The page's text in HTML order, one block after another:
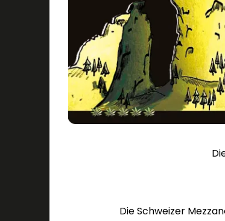
Die Schweizer